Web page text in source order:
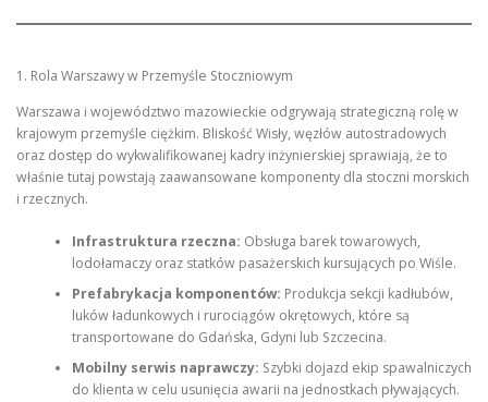
1. Rola Warszawy w Przemyśle Stoczniowym
Warszawa i województwo mazowieckie odgrywają strategiczną rolę w
krajowym przemyśle ciężkim. Bliskość Wisły, węzłów autostradowych
oraz dostęp do wykwalifikowanej kadry inżynierskiej sprawiają, że to
właśnie tutaj powstają zaawansowane komponenty dla stoczni morskich
i rzecznych.
Infrastruktura rzeczna: Obsługa barek towarowych,
lodołamaczy oraz statków pasażerskich kursujących po Wiśle.
Prefabrykacja komponentów: Produkcja sekcji kadłubów,
luków ładunkowych i rurociągów okrętowych, które są
transportowane do Gdańska, Gdyni lub Szczecina.
Mobilny serwis naprawczy: Szybki dojazd ekip spawalniczych
do klienta w celu usunięcia awarii na jednostkach pływających.